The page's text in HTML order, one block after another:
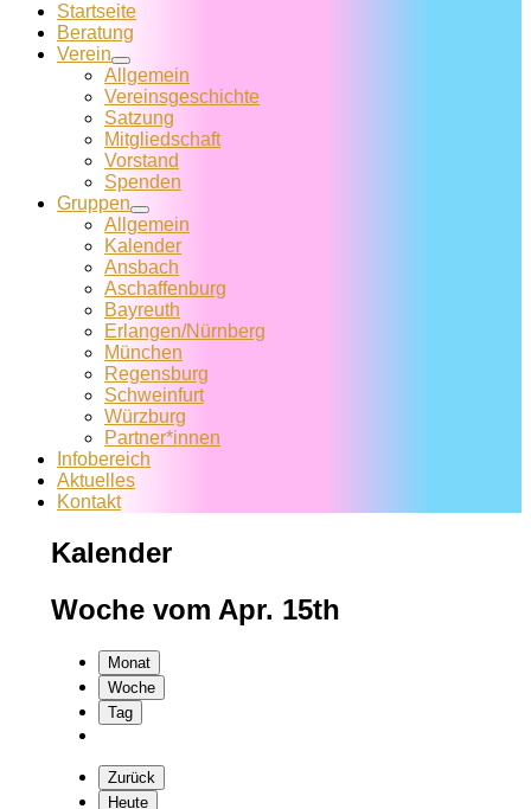
Startseite
Beratung
Verein
Allgemein
Vereins­geschichte
Satzung
Mitglied­schaft
Vorstand
Spenden
Gruppen
Allgemein
Kalender
Ansbach
Aschaffenburg
Bayreuth
Erlangen/Nürnberg
München
Regensburg
Schweinfurt
Würzburg
Partner*innen
Infobereich
Aktuelles
Kontakt
Kalender
Woche vom Apr. 15th
Monat
Woche
Tag
Zurück
Heute